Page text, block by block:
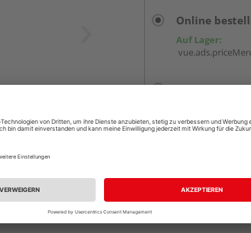
Online
Auf Lager:
Beim
Verfügbar in der